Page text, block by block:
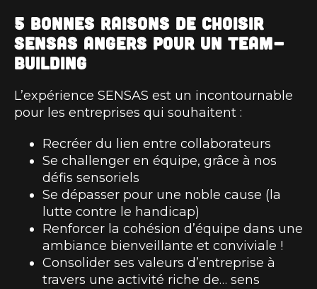
5 bonnes raisons de choisir
SENSAS Angers pour un team-
building
L’expérience SENSAS est un incontournable
pour les entreprises qui souhaitent :
Recréer du lien entre collaborateurs
Se challenger en équipe, grâce à nos
défis sensoriels
Se dépasser pour une noble cause (la
lutte contre le handicap)
Renforcer la cohésion d’équipe dans une
ambiance bienveillante et conviviale !
Consolider ses valeurs d’entreprise à
travers une activité riche de… sens